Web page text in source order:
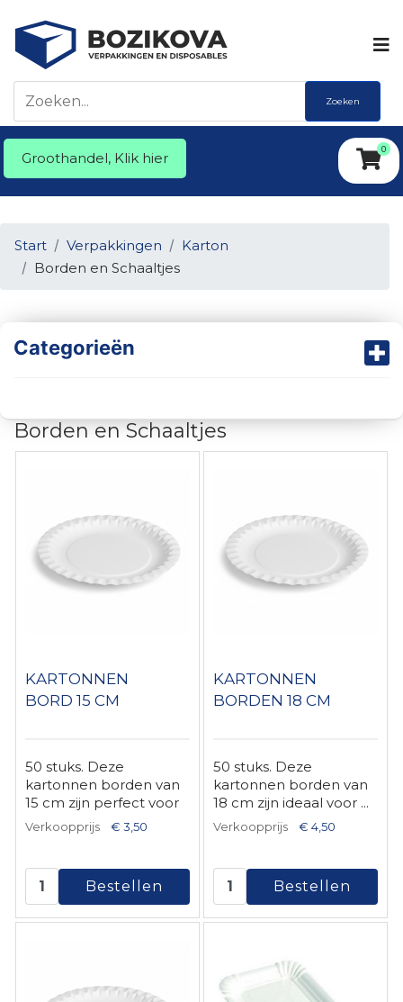
Zoeken
Groothandel, Klik hier
0
Start Verpakkingen
Karton
Borden en Schaaltjes
Categorieën
Borden en Schaaltjes
KARTONNEN
BORD 15 CM
50 stuks. Deze
kartonnen borden van
15 cm zijn perfect voor
...
Verkoopprijs € 3,50
KARTONNEN
BORDEN 18 CM
50 stuks. Deze
kartonnen borden van
18 cm zijn ideaal voor ...
Verkoopprijs € 4,50